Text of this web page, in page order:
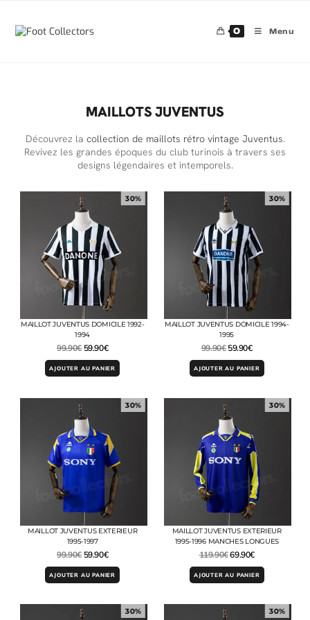
0 Menu
MAILLOTS JUVENTUS
Découvrez la collection de maillots rétro vintage Juventus.
Revivez les grandes époques du club turinois à travers ses
designs légendaires et intemporels.
30%
MAILLOT JUVENTUS DOMICILE 1992-
1994
99.90€ 59.90€
AJOUTER AU PANIER
30%
MAILLOT JUVENTUS DOMICILE 1994-
1995
99.90€ 59.90€
AJOUTER AU PANIER
30%
MAILLOT JUVENTUS EXTERIEUR
1995-1997
99.90€ 59.90€
AJOUTER AU PANIER
30%
MAILLOT JUVENTUS EXTERIEUR
1995-1996 MANCHES LONGUES
119.90€69.90€
AJOUTER AU PANIER
30% 30%